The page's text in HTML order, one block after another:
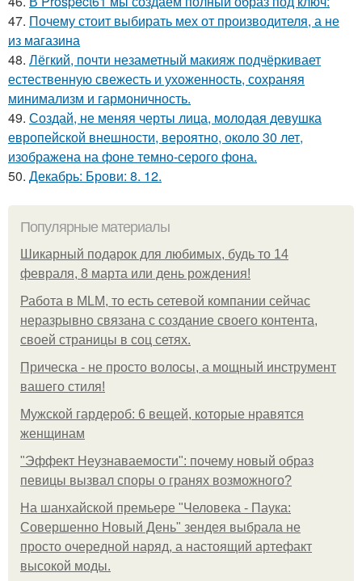
47. Почему стоит выбирать мех от производителя, а не
из магазина
48. Лёгкий, почти незаметный макияж подчёркивает
естественную свежесть и ухоженность, сохраняя
минимализм и гармоничность.
49. Создай, не меняя черты лица, молодая девушка
европейской внешности, вероятно, около 30 лет,
изображена на фоне темно-серого фона.
50. Декабрь: Брови: 8. 12.
Популярные материалы
Шикарный подарок для любимых, будь то 14
февраля, 8 марта или день рождения!
Работа в MLM, то есть сетевой компании сейчас
неразрывно связана с создание своего контента,
своей страницы в соц сетях.
Прическа - не просто волосы, а мощный инструмент
вашего стиля!
Мужской гардероб: 6 вещей, которые нравятся
женщинам
"Эффект Неузнаваемости": почему новый образ
певицы вызвал споры о гранях возможного?
На шанхайской премьере "Человека - Паука:
Совершенно Новый День" зендея выбрала не
просто очередной наряд, а настоящий артефакт
высокой моды.